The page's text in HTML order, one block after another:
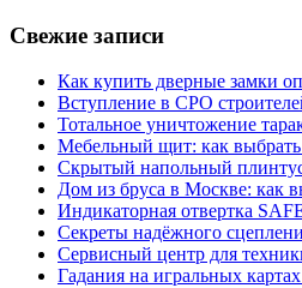
Свежие записи
Как купить дверные замки
Вступление в СРО
Тотальное уничтожение
Мебельный щит: как выбрать
Скрытый напольный
Дом из бруса в Москве: как
Индикаторная отвертка
Секреты надёжного
Сервисный центр для
Гадания на игральных